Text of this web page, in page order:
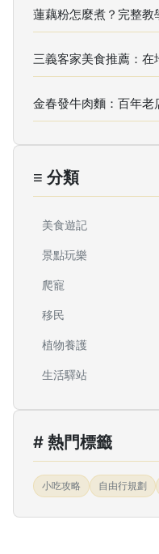
蓮藕粉怎麼煮？完整
三義客家美食推薦：
金春發牛肉麵：百年
≡ 分類
美食遊記
景點玩樂
爬寵
移民
植物養護
生活驛站
# 熱門標籤
小吃攻略 自由行規劃